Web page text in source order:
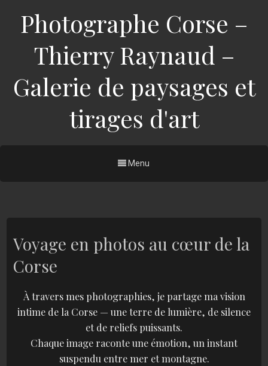
Photographe Corse –
Thierry Raynaud –
Galerie de paysages et
tirages d'art
Menu
Voyage en photos au cœur de la
Corse
À travers mes photographies, je partage ma vision
intime de la Corse — une terre de lumière, de silence
et de reliefs puissants.
Chaque image raconte une émotion, un instant
suspendu entre mer et montagne.